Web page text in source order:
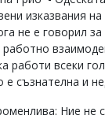
изказвания
не е говорил
работи всеки
съзнателна и
Ние не